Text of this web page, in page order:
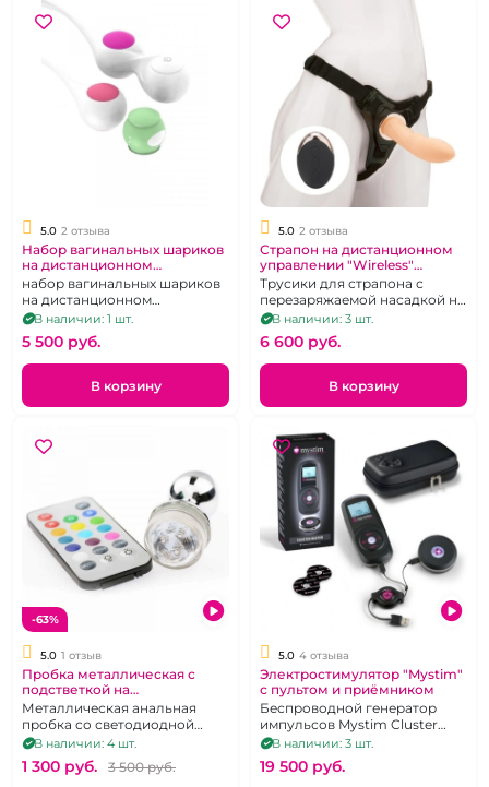
5.0 2 отзыва
Набор вагинальных шариков
на дистанционном
управлении
набор вагинальных шариков
на дистанционном
управлении
В наличии: 1 шт.
5 500 pуб.
В корзину
5.0 2 отзыва
Страпон на дистанционном
управлении "Wireless"
телесный
Трусики для страпона с
перезаряжаемой насадкой на
пульте управления
В наличии: 3 шт.
6 600 pуб.
В корзину
-63%
5.0 1 отзыв
Пробка металлическая с
подстветкой на
дистанционном управлении
Металлическая анальная
пробка со светодиодной
подсветкой на беспроводном
пульте
В наличии: 4 шт.
1 300 pуб. 3 500 pуб.
5.0 4 отзыва
Электростимулятор "Mystim"
с пультом и приёмником
Беспроводной генератор
импульсов Mystim Cluster
Buster
В наличии: 3 шт.
19 500 pуб.